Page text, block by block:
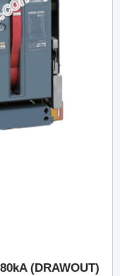
(DRAWOUT)